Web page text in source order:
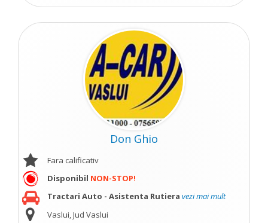
Don Ghio
Fara calificativ
Disponibil NON-STOP!
Tractari Auto - Asistenta Rutiera vezi mai mult
Vaslui, Jud Vaslui